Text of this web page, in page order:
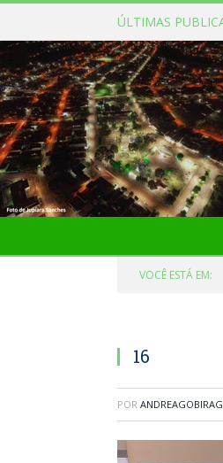
ÚLTIMAS
VOCÊ ESTÁ EM:
16
POR